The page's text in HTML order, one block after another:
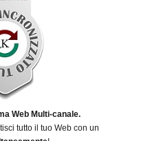
Web Multi-canale.
tutto il tuo Web con un